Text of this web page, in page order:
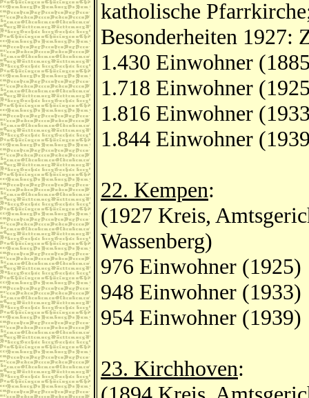
katholische
Besonderheiten 1927:
1.430 Einwohner
1.718 Einwohner
1.816 Einwohner
1.844 Einwohner
22. Kempen:
(1927 Kreis,
Wassenberg)
976 Einwohner (1925)
948 Einwohner (1933)
954 Einwohner (1939)
23. Kirchhoven: